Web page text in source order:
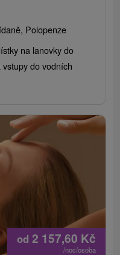
Polopenze
na lanovky do
do vodních
od 2 157,60 Kč
/noc/osoba